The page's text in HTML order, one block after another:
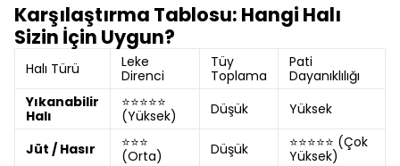
Karşılaştırma Tablosu: Hangi Halı
Sizin İçin Uygun?
Halı Türü
Leke
Direnci
Tüy
Toplama
Pati
Dayanıklılığı
Yıkanabilir
Halı
⭐⭐⭐⭐⭐
(Yüksek)
Düşük Yüksek
Jüt / Hasır
⭐⭐⭐
(Orta)
Düşük
⭐⭐⭐⭐⭐ (Çok
Yüksek)